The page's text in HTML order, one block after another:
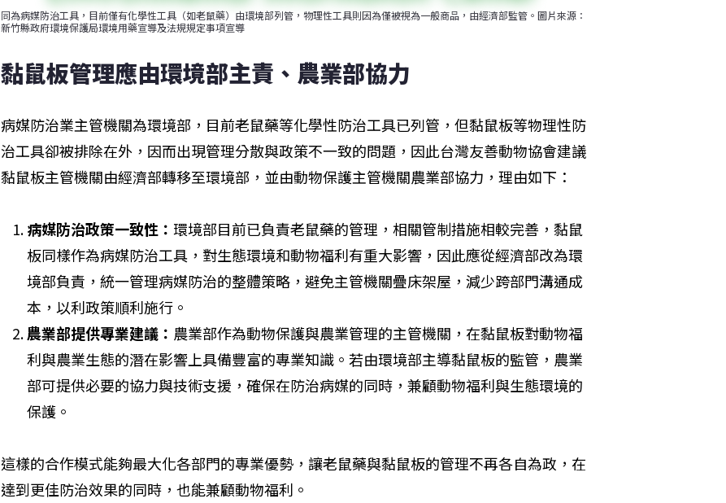
同為病媒防治工具，目前僅有化學性工具（如老鼠藥）由環境部列管，物理性工具則因為僅被視為一般商品，由經濟部監管。圖片來源：
新竹縣政府環境保護局環境用藥宣導及法規規定事項宣導
黏鼠板管理應由環境部主責、農業部協力
病媒防治業主管機關為環境部，目前老鼠藥等化學性防治工具已列管，但黏鼠板等物理性防
治工具卻被排除在外，因而出現管理分散與政策不一致的問題，因此台灣友善動物協會建議
黏鼠板主管機關由經濟部轉移至環境部，並由動物保護主管機關農業部協力，理由如下：
病媒防治政策一致性： 環境部目前已負責老鼠藥的管理，相關管制措施相較完善，黏鼠
板同樣作為病媒防治工具，對生態環境和動物福利有重大影響，因此應從經濟部改為環
境部負責，統一管理病媒防治的整體策略，避免主管機關疊床架屋，減少跨部門溝通成
本，以利政策順利施行。
農業部提供專業建議： 農業部作為動物保護與農業管理的主管機關，在黏鼠板對動物福
利與農業生態的潛在影響上具備豐富的專業知識。若由環境部主導黏鼠板的監管，農業
部可提供必要的協力與技術支援，確保在防治病媒的同時，兼顧動物福利與生態環境的
保護。
這樣的合作模式能夠最大化各部門的專業優勢，讓老鼠藥與黏鼠板的管理不再各自為政，在
達到更佳防治效果的同時，也能兼顧動物福利。